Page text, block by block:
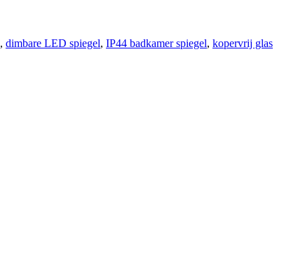
, dimbare LED spiegel, IP44 badkamer spiegel, kopervrij glas